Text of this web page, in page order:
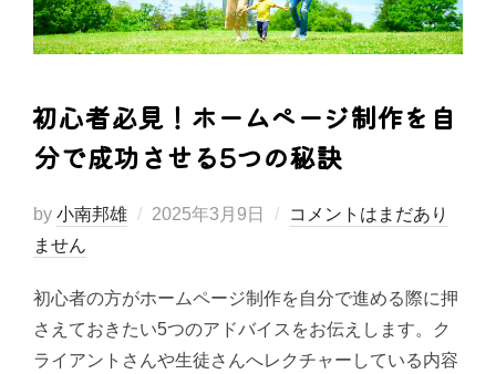
初心者必見！ホームページ制作を自
分で成功させる5つの秘訣
by 小南邦雄
投
2025年3月9日
コメントはまだあり
ません
初心者の方がホームページ制作を自分で進める際に押
さえておきたい5つのアドバイスをお伝えします。ク
ライアントさんや生徒さんへレクチャーしている内容